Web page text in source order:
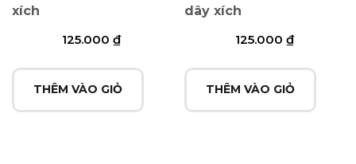
xích
125.000₫
THÊM VÀO GIỎ
dây xích
125.000 ₫
THÊM VÀO GIỎ